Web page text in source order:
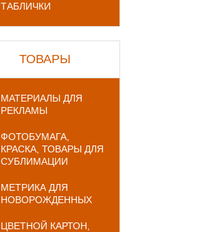
ТАБЛИЧКИ
ТОВАРЫ
МАТЕРИАЛЫ ДЛЯ
РЕКЛАМЫ
ФОТОБУМАГА,
КРАСКА, ТОВАРЫ ДЛЯ
СУБЛИМАЦИИ
МЕТРИКА ДЛЯ
НОВОРОЖДЕННЫХ
ЦВЕТНОЙ КАРТОН,